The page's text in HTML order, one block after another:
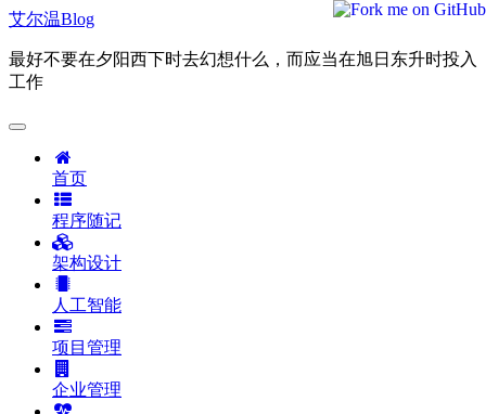
艾尔温Blog
最好不要在夕阳西下时去幻想什么，而应当在旭日东升时投入
工作
首页
程序随记
架构设计
人工智能
项目管理
企业管理